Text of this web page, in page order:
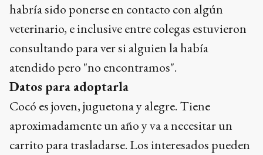
habría sido ponerse en contacto con algún
veterinario, e inclusive entre colegas estuvieron
consultando para ver si alguien la había
atendido pero "no encontramos".
Datos para adoptarla
Cocó es joven, juguetona y alegre. Tiene
aproximadamente un año y va a necesitar un
carrito para trasladarse. Los interesados pueden